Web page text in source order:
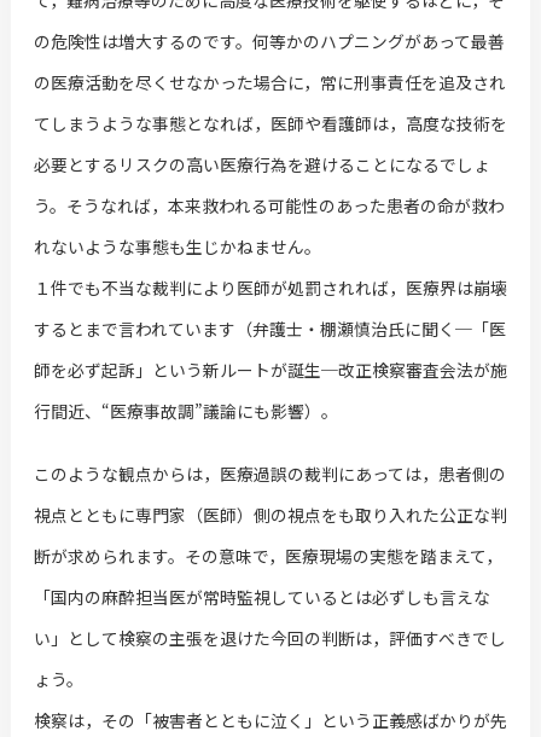
の危険性は増大するのです。何等かのハプニングがあって最善
の医療活動を尽くせなかった場合に，常に刑事責任を追及され
てしまうような事態となれば，医師や看護師は，高度な技術を
必要とするリスクの高い医療行為を避けることになるでしょ
う。そうなれば，本来救われる可能性のあった患者の命が救わ
れないような事態も生じかねません。
１件でも不当な裁判により医師が処罰されれば，医療界は崩壊
するとまで言われています（弁護士・棚瀬慎治氏に聞く─「医
師を必ず起訴」という新ルートが誕生─改正検察審査会法が施
行間近、“医療事故調”議論にも影響）。
このような観点からは，医療過誤の裁判にあっては，患者側の
視点とともに専門家（医師）側の視点をも取り入れた公正な判
断が求められます。その意味で，医療現場の実態を踏まえて，
「国内の麻酔担当医が常時監視しているとは必ずしも言えな
い」として検察の主張を退けた今回の判断は，評価すべきでし
ょう。
検察は，その「被害者とともに泣く」という正義感ばかりが先